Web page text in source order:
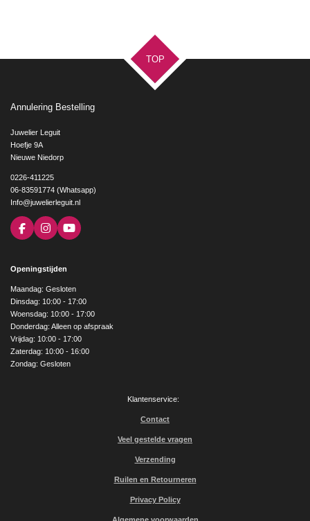
TOP
Annulering Bestelling
Juwelier Leguit
Hoefje 9A
Nieuwe Niedorp
0226-411225
06-83591774 (Whatsapp)
Info@juwelierleguit.nl
F
a
b
o
k
I
n
a
g
r
a
m
Y
o
e
Openingstijden
Maandag: Gesloten
Dinsdag: 10:00 - 17:00
Woensdag: 10:00 - 17:00
Donderdag: Alleen op afspraak
Vrijdag: 10:00 - 17:00
Zaterdag: 10:00 - 16:00
Zondag: Gesloten
Klantenservice:
Contact
Veel gestelde vragen
Verzending
Ruilen en Retourneren
Privacy Policy